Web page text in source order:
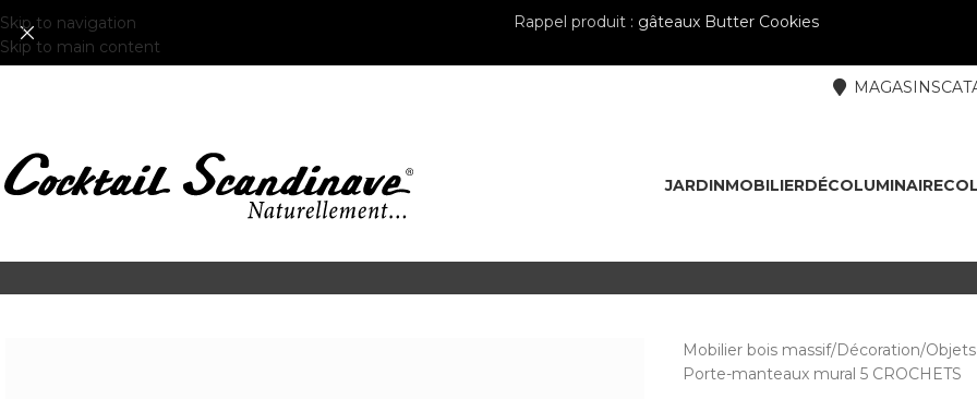
Skip to navigation
Skip to main content
Rappel produit : gâteaux Butter Cookies
MAGASINS
JARDINMOBILIERDÉCOLUMINAIRE
Mobilier bois massif Décoration
Porte-manteaux mural 5 CROCHETS